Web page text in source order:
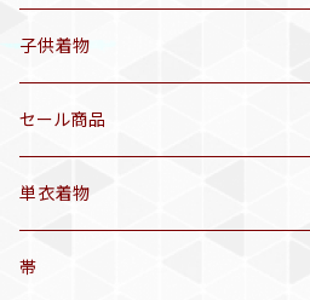
セオα 着物(5〜9月頃)
三分紐
帯揚げ
羽織
アンティーク着物
リサイクル着物
子供着物
セール商品
単衣着物
アンティーク着物
帯